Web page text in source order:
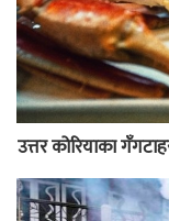
उत्तर कोरियाका